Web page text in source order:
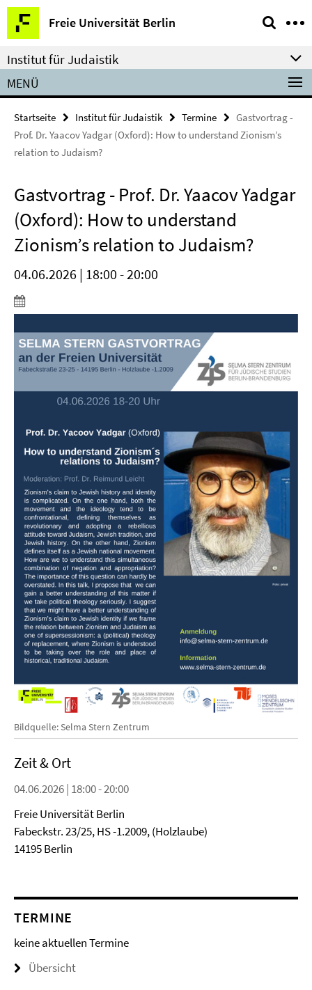
Springe
direkt
zu
Inhalt
Freie Universität Berlin
Service-
Navigation
Institut für Judaistik
MENÜ
Startseite Institut für Judaistik Termine
Gastvortrag -
Prof. Dr. Yaacov Yadgar (Oxford): How to understand Zionism’s
relation to Judaism?
Gastvortrag - Prof. Dr. Yaacov Yadgar
(Oxford): How to understand
Zionism’s relation to Judaism?
04.06.2026 | 18:00 - 20:00
Bildquelle: Selma Stern Zentrum
Zeit & Ort
04.06.2026 | 18:00 - 20:00
Freie Universität Berlin
Fabeckstr. 23/25, HS -1.2009, (Holzlaube)
14195 Berlin
TERMINE
keine aktuellen Termine
Übersicht